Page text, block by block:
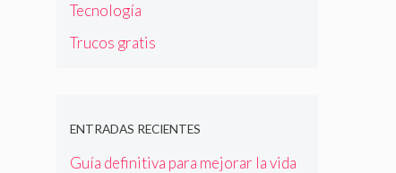
Tecnología
Trucos gratis
ENTRADAS RECIENTES
Guía definitiva para mejorar la vida